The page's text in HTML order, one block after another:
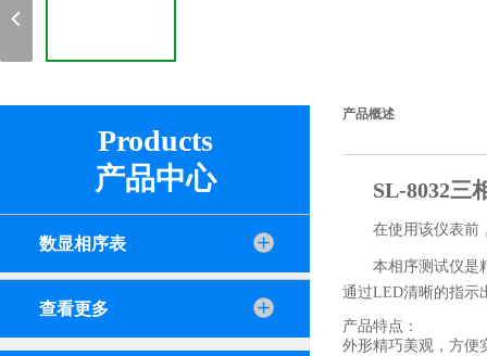
Products
产品中心
数显相序表
查看更多
产品概述
SL-8032三
在使用该仪表前
本相序测试仪是
通过LED清晰的指示
产品特点：
外形精巧美观，方便